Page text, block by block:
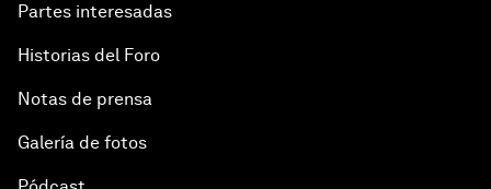
Partes interesadas
Historias del Foro
Notas de prensa
Galería de fotos